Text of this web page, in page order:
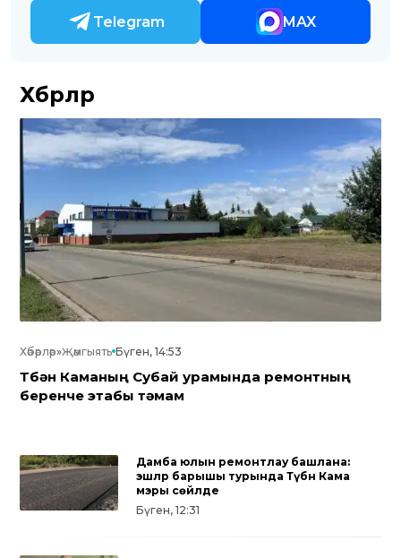
Telegram MAX
Хәбәрләр
Хәбәрләр»Җәмгыять Бүген, 14:53
Түбән Каманың Субай урамында ремонтның
беренче этабы тәмам
Дамба юлын ремонтлау башлана:
эшләр барышы турында Түбән Кама
мэры сөйләде
Бүген, 12:31